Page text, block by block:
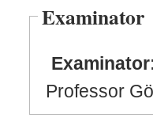
Examinator
Professor